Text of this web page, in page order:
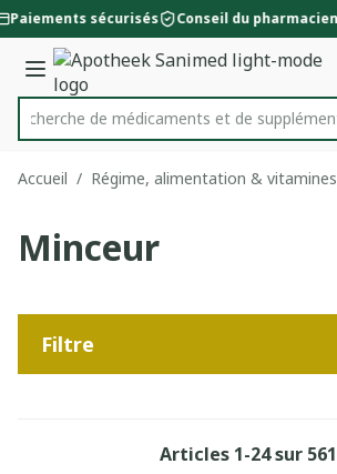
Aller au contenu
1 de 1
Paiements sécurisés Conseil du pharmacien
Menu
Rechercher
Recherche de médicaments et
Accueil / Régime, alimentation & vitamines
Minceur
Filtre
Articles 1-24sur 561